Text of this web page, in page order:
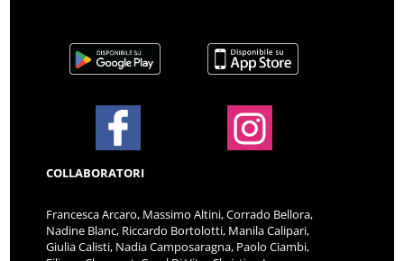
COLLABORATORI
Francesca Arcaro, Massimo Altini, Corrado Bellora,
Nadine Blanc, Riccardo Bortolotti, Manila Calipari,
Giulia Calisti, Nadia Camposaragna, Paolo Ciambi,